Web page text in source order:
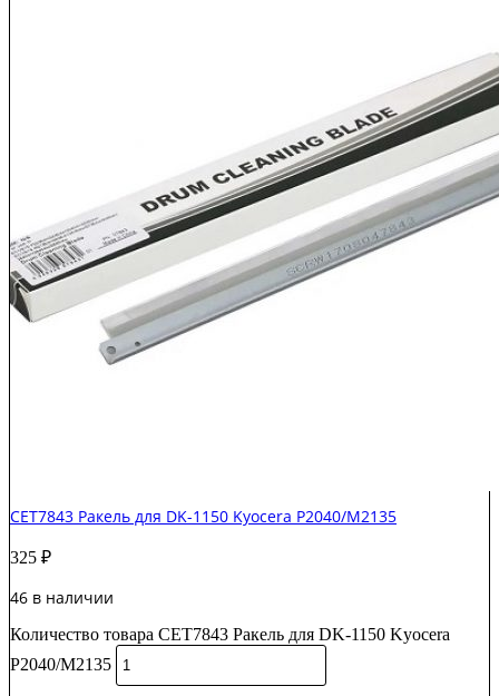
CET7843 Ракель для DK-1150 Kyocera P2040/M2135
325 ₽
46 в наличии
Количество товара CET7843 Ракель для DK-1150 Kyocera
P2040/M2135